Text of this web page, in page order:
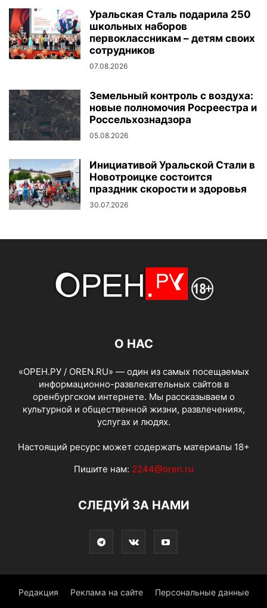
Уральская Сталь подарила 250
школьных наборов
первоклассникам – детям своих
сотрудников
07.08.2026
Земельный контроль с воздуха:
новые полномочия Росреестра и
Россельхознадзора
05.08.2026
Инициативой Уральской Стали в
Новотроицке состоится
праздник скорости и здоровья
30.07.2026
О НАС
«ОРЕН.РУ / OREN.RU» — один из самых посещаемых
информационно-развлекательных сайтов в
оренбургском интернете. Мы рассказываем о
культурной и общественной жизни, развлечениях,
услугах и людях.
Настоящий ресурс может содержать материалы 18+
Пишите нам: 2244@oren.ru
СЛЕДУЙ ЗА НАМИ
Редакция Реклама на сайте Персональные данные